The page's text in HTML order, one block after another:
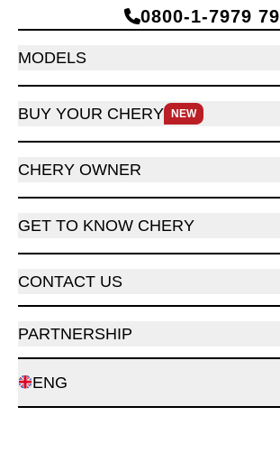
0800‑1‑7979 79
MODELS
BUY YOUR CHERY NEW
CHERY OWNER
GET TO KNOW CHERY
CONTACT US
PARTNERSHIP
ENG